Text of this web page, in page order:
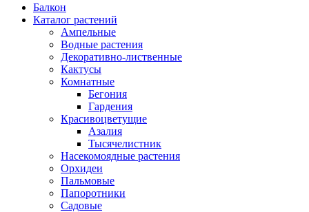
Балкон
Каталог растений
Ампельные
Водные растения
Декоративно-лиственные
Кактусы
Комнатные
Бегония
Гардения
Красивоцветущие
Азалия
Тысячелистник
Насекомоядные растения
Орхидеи
Пальмовые
Папоротники
Садовые